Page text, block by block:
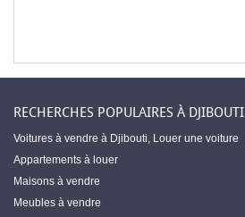
RECHERCHES POPULAIRES À DJIBOUTI
Voitures à vendre à Djibouti, Louer une voiture
Appartements à louer
Maisons à vendre
Meubles à vendre